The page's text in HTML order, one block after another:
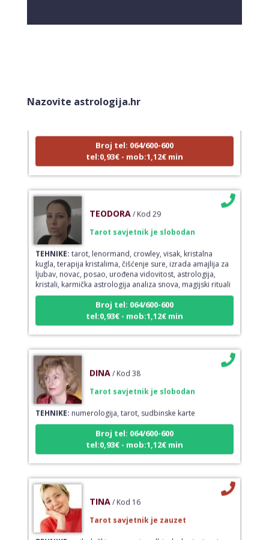
Nazovite astrologija.hr
Broj tel: 064/600-600
tel:0,93€ - mob:1,12€ min
TEHNIKE:tarot, lenormand, crowley, visak, kristalna
kugla, terapija kristalima, čišćenje sure, izrada amajlija za
ljubav, novac, posao, urođena vidovitost, astrologija,
kristali, karmička astrologija analiza snova, magijski rituali
Broj tel: 064/600-600
tel:0,93€ - mob:1,12€ min
TEHNIKE:numerologija, tarot, sudbinske karte
Broj tel: 064/600-600
tel:0,93€ - mob:1,12€ min
TEHNIKE:psihološki razgovori, sudbinske karte, tarot,